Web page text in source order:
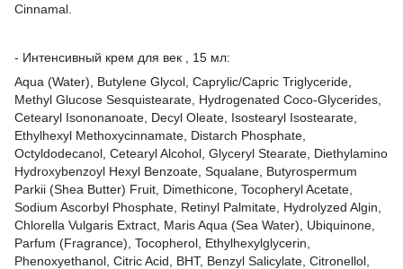
Cinnamal.
- Интенсивный крем для век , 15 мл:
Aqua (Water), Butylene Glycol, Caprylic/Capric Triglyceride,
Methyl Glucose Sesquistearate, Hydrogenated Coco-Glycerides,
Cetearyl Isononanoate, Decyl Oleate, Isostearyl Isostearate,
Ethylhexyl Methoxycinnamate, Distarch Phosphate,
Octyldodecanol, Cetearyl Alcohol, Glyceryl Stearate, Diethylamino
Hydroxybenzoyl Hexyl Benzoate, Squalane, Butyrospermum
Parkii (Shea Butter) Fruit, Dimethicone, Tocopheryl Acetate,
Sodium Ascorbyl Phosphate, Retinyl Palmitate, Hydrolyzed Algin,
Chlorella Vulgaris Extract, Maris Aqua (Sea Water), Ubiquinone,
Parfum (Fragrance), Tocopherol, Ethylhexylglycerin,
Phenoxyethanol, Citric Acid, BHT, Benzyl Salicylate, Citronellol,